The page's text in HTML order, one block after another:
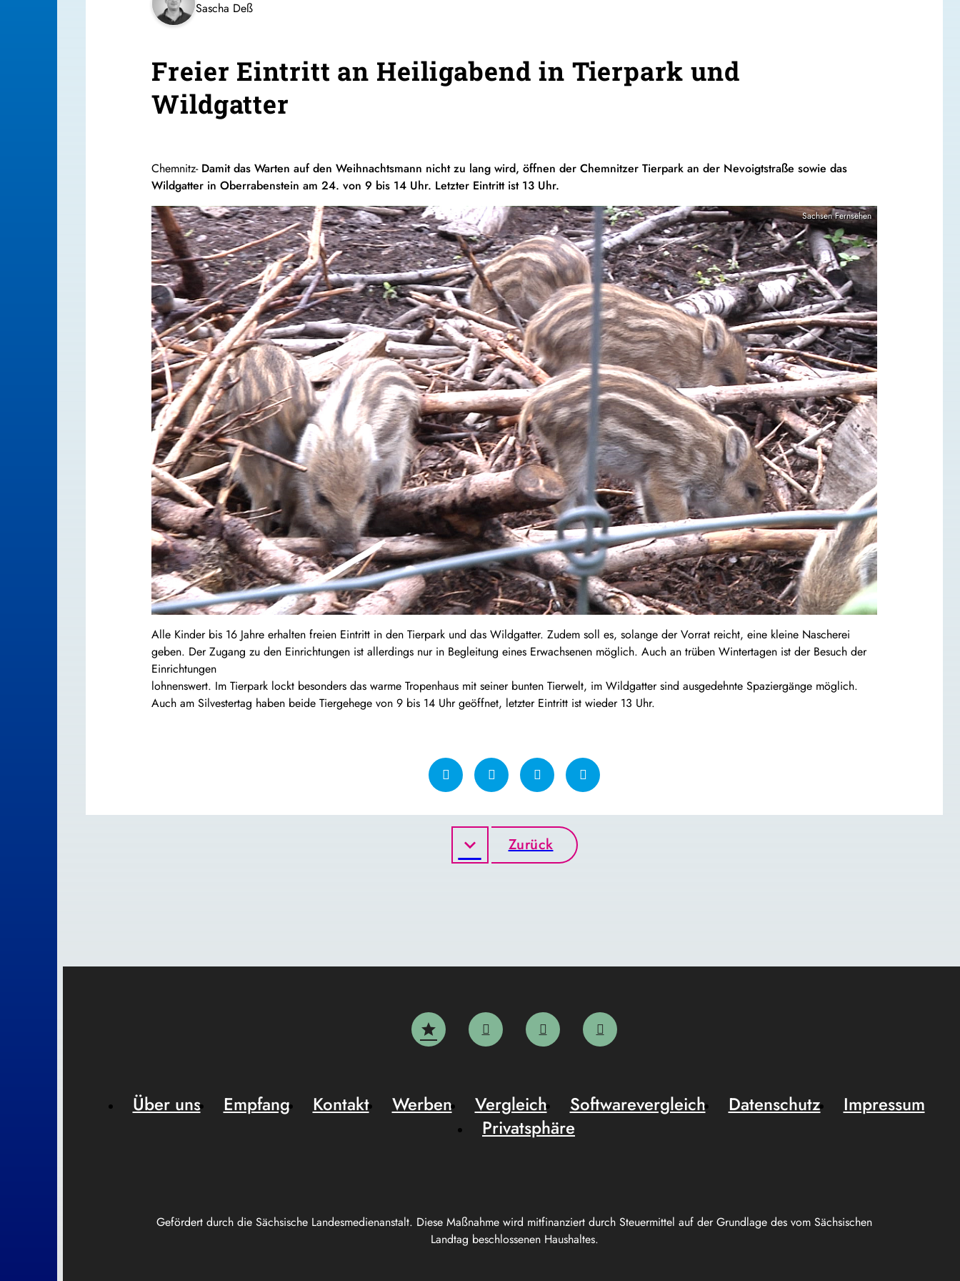
Sascha Deß
Freier Eintritt an Heiligabend in Tierpark und
Wildgatter
Chemnitz-Damit das Warten auf den Weihnachtsmann nicht zu lang wird, öffnen der Chemnitzer Tierpark an der Nevoigtstraße sowie das
Wildgatter in Oberrabenstein am 24. von 9 bis 14 Uhr. Letzter Eintritt ist 13 Uhr.
Sachsen Fernsehen
Alle Kinder bis 16 Jahre erhalten freien Eintritt in den Tierpark und das Wildgatter. Zudem soll es, solange der Vorrat reicht, eine kleine Nascherei
geben. Der Zugang zu den Einrichtungen ist allerdings nur in Begleitung eines Erwachsenen möglich. Auch an trüben Wintertagen ist der Besuch der
Einrichtungen
lohnenswert. Im Tierpark lockt besonders das warme Tropenhaus mit seiner bunten Tierwelt, im Wildgatter sind ausgedehnte Spaziergänge möglich.
Auch am Silvestertag haben beide Tiergehege von 9 bis 14 Uhr geöffnet, letzter Eintritt ist wieder 13 Uhr.
Zurück
Gefördert durch die Sächsische Landesmedienanstalt. Diese Maßnahme wird mitfinanziert durch Steuermittel auf der Grundlage des vom Sächsischen
Landtag beschlossenen Haushaltes.
Über uns Empfang Kontakt Werben Vergleich Softwarevergleich Datenschutz
Impressum
Privatsphäre